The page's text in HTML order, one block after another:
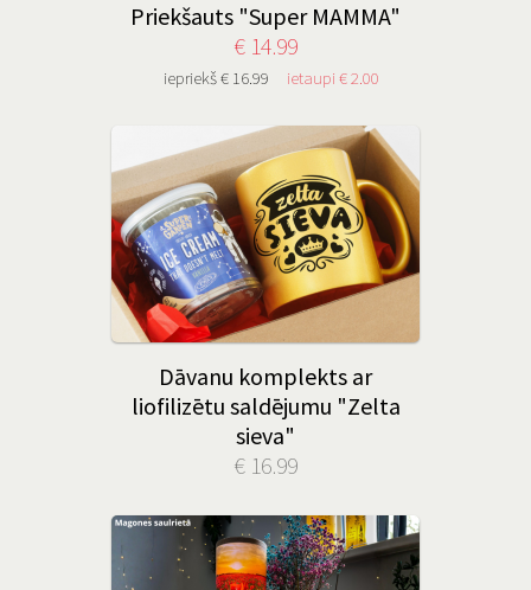
Priekšauts "Super MAMMA"
€ 14.99
iepriekš € 16.99 ietaupi € 2.00
Dāvanu komplekts ar
liofilizētu saldējumu "Zelta
sieva"
€ 16.99